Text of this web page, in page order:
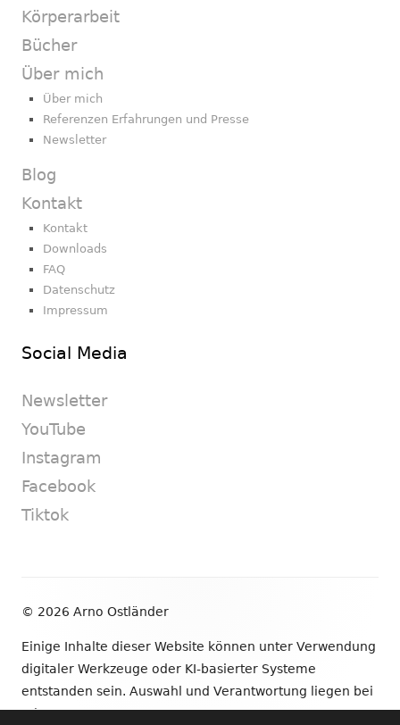
Körperarbeit
Bücher
Über mich
Über mich
Referenzen Erfahrungen und Presse
Newsletter
Blog
Kontakt
Kontakt
Downloads
FAQ
Datenschutz
Impressum
Social Media
Newsletter
YouTube
Instagram
Facebook
Tiktok
© 2026 Arno Ostländer
Einige Inhalte dieser Website können unter Verwendung
digitaler Werkzeuge oder KI-basierter Systeme
entstanden sein. Auswahl und Verantwortung liegen bei
mir.